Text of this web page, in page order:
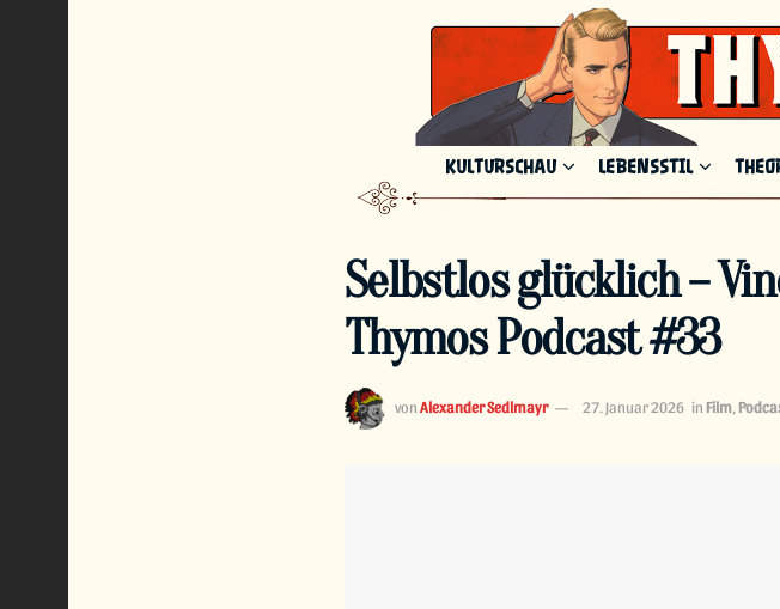
KULTURSCHAU LEBENSSTIL
Selbstlos glücklich –
Thymos Podcast #33
von Alexander Sedlmayr 27. Januar 2026 in Film